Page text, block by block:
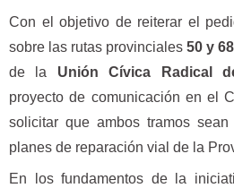
Con el objetivo de reiterar el
sobre las rutas provinciales 50 y 68
de la Unión Cívica Radical
proyecto de comunicación en el
solicitar que ambos tramos
planes de reparación vial de la
En los fundamentos de la